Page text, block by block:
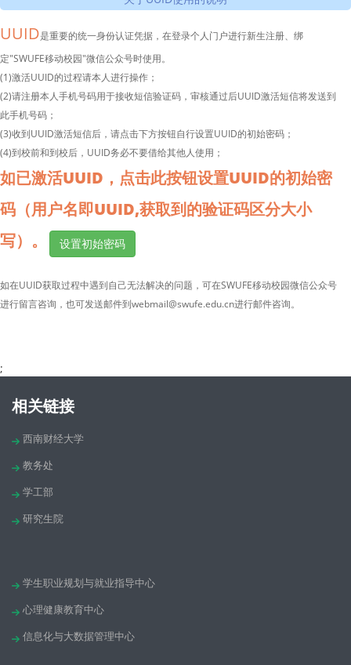
UUID是重要的统一身份认证凭据，在登录个人门户进行新生注册、绑
定"SWUFE移动校园"微信公众号时使用。
(1)激活UUID的过程请本人进行操作；
(2)请注册本人手机号码用于接收短信验证码，审核通过后UUID激活短信将发送到
此手机号码；
(3)收到UUID激活短信后，请点击下方按钮自行设置UUID的初始密码；
(4)到校前和到校后，UUID务必不要借给其他人使用；
如已激活UUID，点击此按钮设置UUID的初始密
码（用户名即UUID,获取到的验证码区分大小
写）。
设置初始密码
如在UUID获取过程中遇到自己无法解决的问题，可在SWUFE移动校园微信公众号
进行留言咨询，也可发送邮件到webmail@swufe.edu.cn进行邮件咨询。
;
相关链接
西南财经大学
教务处
学工部
研究生院
学生职业规划与就业指导中心
心理健康教育中心
信息化与大数据管理中心